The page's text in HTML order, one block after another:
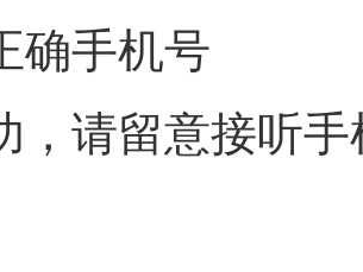
确手机号
，请留意接听手